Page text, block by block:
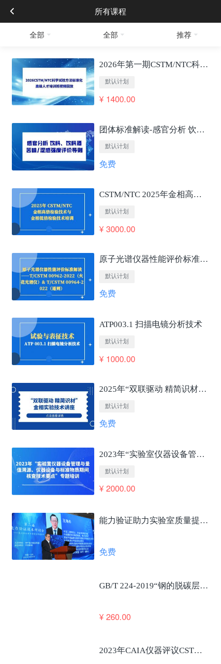
所有课程
全部 全部 推荐
2026年第一期CSTM/NTC科学试验方法标准化 高级人才培训班视频回放
默认计划
¥ 1400.00
团体标准解读-感官分析 饮料、饮料酒苦味/涩感强度评价导则
默认计划
免费
CSTM/NTC 2025年金相高低倍检验技术培训
默认计划
¥ 3000.00
原子光谱仪器性能评价标准解读——T/CSTM 00962-2022（火花光谱仪）&amp; T/CSTM 00964-2022（通则）
默认计划
免费
ATP003.1 扫描电镜分析技术
默认计划
¥ 1000.00
2025年“双联驱动 精简识材”金相实验技术讲座
默认计划
免费
2023年“实验室仪器设备管理与量值溯源、仪器设备与标准物质期间核查技术要点”专题培训
默认计划
¥ 2000.00
能力验证助力实验室质量提升及国家高质量发展 王海舟
免费
GB/T 224-2019“钢的脱碳层深度测定法”笔试考核
¥ 260.00
2023年CAIA仪器评议CSTM仪器使役性能合格评定发布会